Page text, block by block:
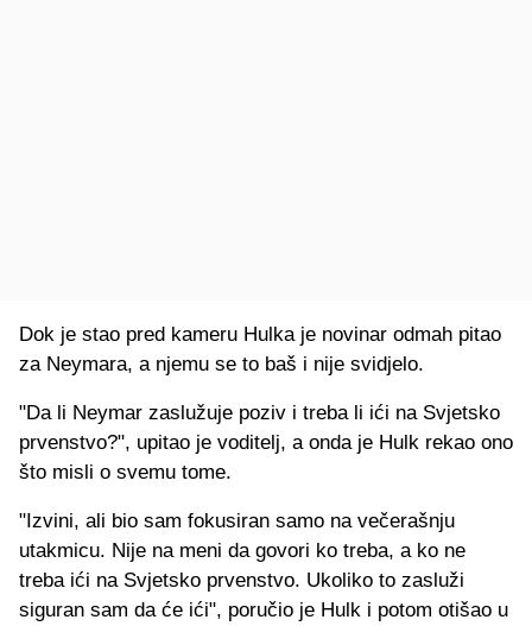
Dok je stao pred kameru Hulka je novinar odmah pitao
za Neymara, a njemu se to baš i nije svidjelo.
"Da li Neymar zaslužuje poziv i treba li ići na Svjetsko
prvenstvo?", upitao je voditelj, a onda je Hulk rekao ono
što misli o svemu tome.
"Izvini, ali bio sam fokusiran samo na večerašnju
utakmicu. Nije na meni da govori ko treba, a ko ne
treba ići na Svjetsko prvenstvo. Ukoliko to zasluži
siguran sam da će ići", poručio je Hulk i potom otišao u